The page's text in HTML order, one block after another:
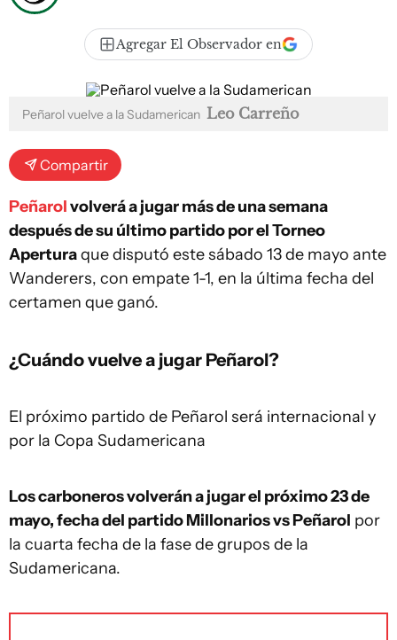
Agregar El Observador en
Peñarol vuelve a la Sudamerican Leo Carreño
Compartir
Peñarolvolverá a jugar más de una semana
después de su último partido por el Torneo
Aperturaque disputó este sábado 13 de mayo ante
Wanderers, con empate 1-1, en la última fecha del
certamen que ganó.
¿Cuándo vuelve a jugar Peñarol?
El próximo partido de Peñarol será internacional y
por la Copa Sudamericana
Los carboneros volverán a jugar el próximo 23 de
mayo, fecha del partido Millonarios vs Peñarol por
la cuarta fecha de la fase de grupos de la
Sudamericana.